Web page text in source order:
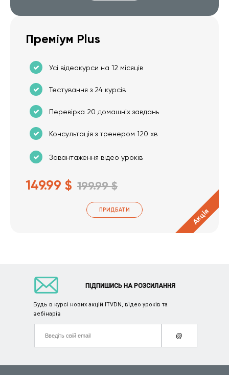
Преміум Plus
Усі відеокурси на 12 місяців
Тестування з 24 курсів
Перевірка 20 домашніх завдань
Консультація з тренером 120 хв
Завантаження відео уроків
149.99 $ 199.99 $
ПРИДБАТИ Акція
ПІДПИШИСЬ НА РОЗСИЛАННЯ
Будь в курсі нових акцій ITVDN, відео уроків та
вебінарів
@